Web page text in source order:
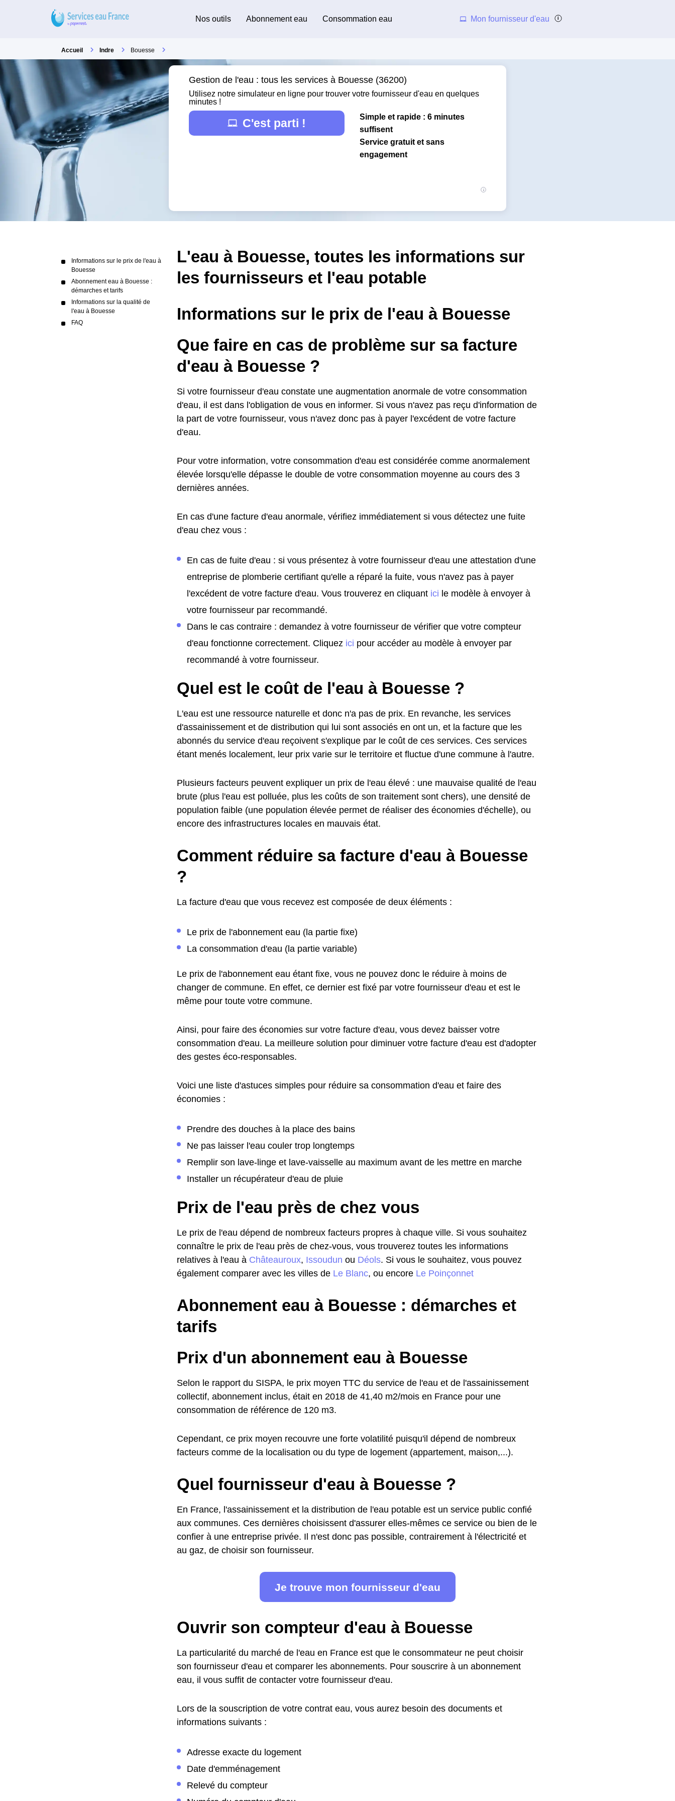
Nos outils Abonnement eau Consommation eau Mon fournisseur d'eau
Accueil Indre Bouesse
Gestion de l'eau : tous les services à Bouesse (36200)
Utilisez notre simulateur en ligne pour trouver votre fournisseur d'eau en quelques
minutes !
C'est parti !
Simple et rapide : 6 minutes
suffisent
Service gratuit et sans
engagement
Informations sur le prix de l'eau à
Bouesse
Abonnement eau à Bouesse :
démarches et tarifs
Informations sur la qualité de
l'eau à Bouesse
FAQ
L'eau à Bouesse, toutes les informations sur
les fournisseurs et l'eau potable
Informations sur le prix de l'eau à Bouesse
Que faire en cas de problème sur sa facture
d'eau à Bouesse ?
Si votre fournisseur d'eau constate une augmentation anormale de votre consommation
d'eau, il est dans l'obligation de vous en informer. Si vous n'avez pas reçu d'information de
la part de votre fournisseur, vous n'avez donc pas à payer l'excédent de votre facture
d'eau.
Pour votre information, votre consommation d'eau est considérée comme anormalement
élevée lorsqu'elle dépasse le double de votre consommation moyenne au cours des 3
dernières années.
En cas d'une facture d'eau anormale, vérifiez immédiatement si vous détectez une fuite
d'eau chez vous :
En cas de fuite d'eau : si vous présentez à votre fournisseur d'eau une attestation d'une
entreprise de plomberie certifiant qu'elle a réparé la fuite, vous n'avez pas à payer
l'excédent de votre facture d'eau. Vous trouverez en cliquant ici le modèle à envoyer à
votre fournisseur par recommandé.
Dans le cas contraire : demandez à votre fournisseur de vérifier que votre compteur
d'eau fonctionne correctement. Cliquez ici pour accéder au modèle à envoyer par
recommandé à votre fournisseur.
Quel est le coût de l'eau à Bouesse ?
L'eau est une ressource naturelle et donc n'a pas de prix. En revanche, les services
d'assainissement et de distribution qui lui sont associés en ont un, et la facture que les
abonnés du service d'eau reçoivent s'explique par le coût de ces services. Ces services
étant menés localement, leur prix varie sur le territoire et fluctue d'une commune à l'autre.
Plusieurs facteurs peuvent expliquer un prix de l'eau élevé : une mauvaise qualité de l'eau
brute (plus l'eau est polluée, plus les coûts de son traitement sont chers), une densité de
population faible (une population élevée permet de réaliser des économies d'échelle), ou
encore des infrastructures locales en mauvais état.
Comment réduire sa facture d'eau à Bouesse
?
La facture d'eau que vous recevez est composée de deux éléments :
Le prix de l'abonnement eau (la partie fixe)
La consommation d'eau (la partie variable)
Le prix de l'abonnement eau étant fixe, vous ne pouvez donc le réduire à moins de
changer de commune. En effet, ce dernier est fixé par votre fournisseur d'eau et est le
même pour toute votre commune.
Ainsi, pour faire des économies sur votre facture d'eau, vous devez baisser votre
consommation d'eau. La meilleure solution pour diminuer votre facture d'eau est d'adopter
des gestes éco-responsables.
Voici une liste d'astuces simples pour réduire sa consommation d'eau et faire des
économies :
Prendre des douches à la place des bains
Ne pas laisser l'eau couler trop longtemps
Remplir son lave-linge et lave-vaisselle au maximum avant de les mettre en marche
Installer un récupérateur d'eau de pluie
Prix de l'eau près de chez vous
Le prix de l'eau dépend de nombreux facteurs propres à chaque ville. Si vous souhaitez
connaître le prix de l'eau près de chez-vous, vous trouverez toutes les informations
relatives à l'eau à Châteauroux, Issoudun ou Déols. Si vous le souhaitez, vous pouvez
également comparer avec les villes de Le Blanc, ou encore Le Poinçonnet
Abonnement eau à Bouesse : démarches et
tarifs
Prix d'un abonnement eau à Bouesse
Selon le rapport du SISPA, le prix moyen TTC du service de l'eau et de l'assainissement
collectif, abonnement inclus, était en 2018 de 41,40 m2/mois en France pour une
consommation de référence de 120 m3.
Cependant, ce prix moyen recouvre une forte volatilité puisqu'il dépend de nombreux
facteurs comme de la localisation ou du type de logement (appartement, maison,...).
Quel fournisseur d'eau à Bouesse ?
En France, l'assainissement et la distribution de l'eau potable est un service public confié
aux communes. Ces dernières choisissent d'assurer elles-mêmes ce service ou bien de le
confier à une entreprise privée. Il n'est donc pas possible, contrairement à l'électricité et
au gaz, de choisir son fournisseur.
Je trouve mon fournisseur d'eau
Ouvrir son compteur d'eau à Bouesse
La particularité du marché de l'eau en France est que le consommateur ne peut choisir
son fournisseur d'eau et comparer les abonnements. Pour souscrire à un abonnement
eau, il vous suffit de contacter votre fournisseur d'eau.
Lors de la souscription de votre contrat eau, vous aurez besoin des documents et
informations suivants :
Adresse exacte du logement
Date d'emménagement
Relevé du compteur